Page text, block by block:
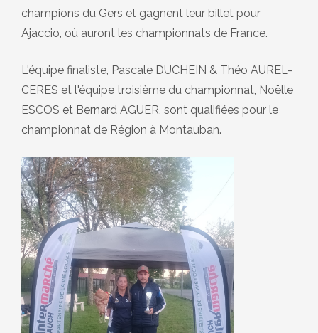
champions du Gers et gagnent leur billet pour
Ajaccio, où auront les championnats de France.
L'équipe finaliste, Pascale DUCHEIN & Théo AUREL-
CERES et l'équipe troisième du championnat, Noëlle
ESCOS et Bernard AGUER, sont qualifiées pour le
championnat de Région à Montauban.